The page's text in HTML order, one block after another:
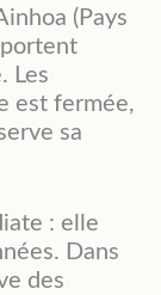
(Pays
portent
Les
est fermée,
sa
: elle
Dans
des